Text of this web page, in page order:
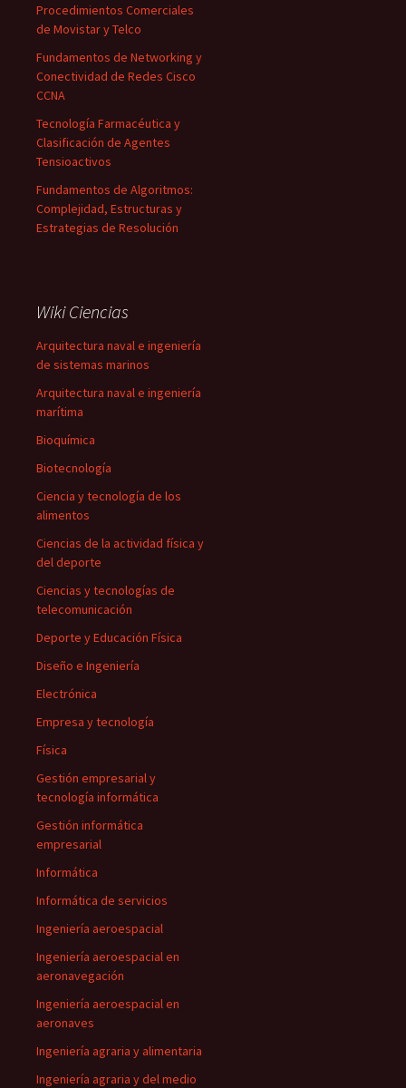
Procedimientos Comerciales
de Movistar y Telco
Fundamentos de Networking y
Conectividad de Redes Cisco
CCNA
Tecnología Farmacéutica y
Clasificación de Agentes
Tensioactivos
Fundamentos de Algoritmos:
Complejidad, Estructuras y
Estrategias de Resolución
Wiki Ciencias
Arquitectura naval e ingeniería
de sistemas marinos
Arquitectura naval e ingeniería
marítima
Bioquímica
Biotecnología
Ciencia y tecnología de los
alimentos
Ciencias de la actividad física y
del deporte
Ciencias y tecnologías de
telecomunicación
Deporte y Educación Física
Diseño e Ingeniería
Electrónica
Empresa y tecnología
Física
Gestión empresarial y
tecnología informática
Gestión informática
empresarial
Informática
Informática de servicios
Ingeniería aeroespacial
Ingeniería aeroespacial en
aeronavegación
Ingeniería aeroespacial en
aeronaves
Ingeniería agraria y alimentaria
Ingeniería agraria y del medio